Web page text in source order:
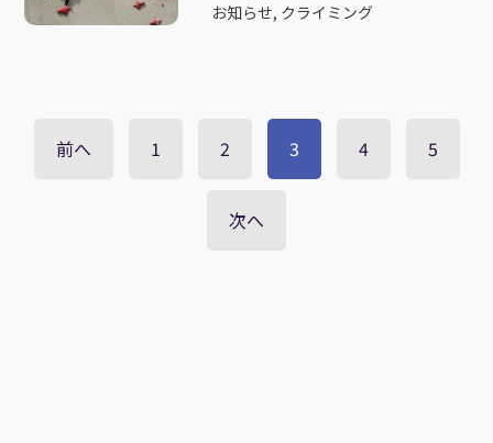
お知らせ, クライミング
前へ 1 2 3 4 5
次へ